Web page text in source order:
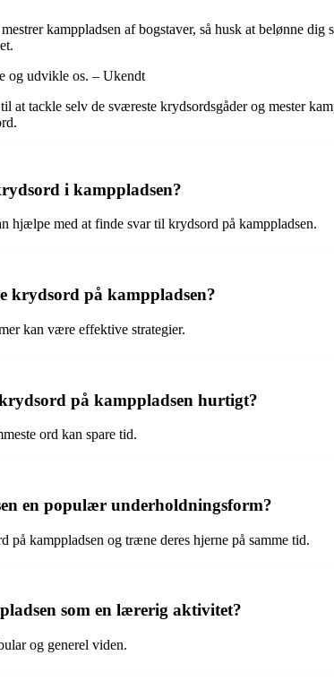
kamppladsen af bogstaver, så husk at belønne
og udvikle os. – Ukendt
at tackle selv de sværeste krydsordsgåder og mester
i kamppladsen?
hjælpe med at finde svar til krydsord på kamppladsen.
krydsord på kamppladsen?
kan være effektive strategier.
på kamppladsen hurtigt?
ord kan spare tid.
en populær underholdningsform?
kamppladsen og træne deres hjerne på samme tid.
som en lærerig aktivitet?
og generel viden.